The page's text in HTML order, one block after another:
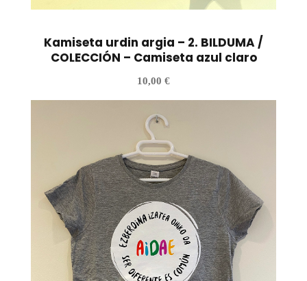
Kamiseta urdin argia – 2. BILDUMA /
COLECCIÓN – Camiseta azul claro
10,00 €